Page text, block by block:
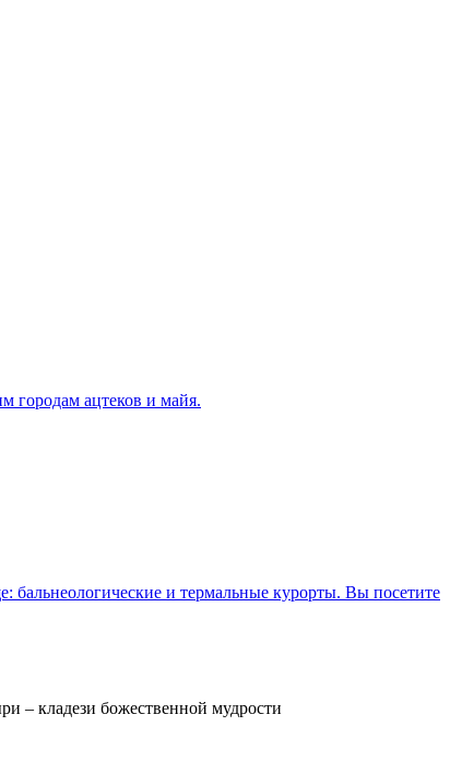
городам ацтеков и майя.
бальнеологические и термальные курорты. Вы посетите
– кладези божественной мудрости